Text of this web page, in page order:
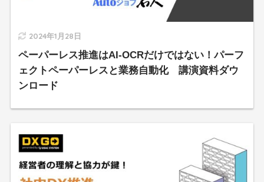
2024年1月28日
ペーパーレス推進はAI-OCRだけではない！パーフ
ェクトペーパーレスと業務自動化 講演資料ダウ
ンロード